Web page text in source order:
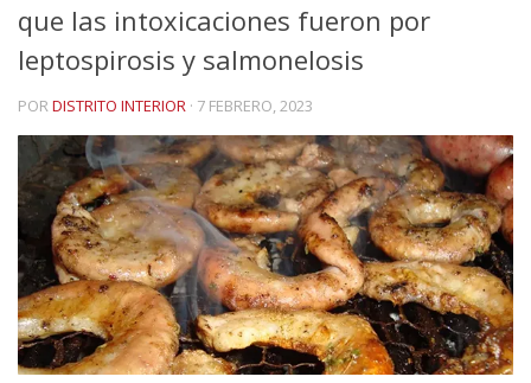
que las intoxicaciones fueron por
leptospirosis y salmonelosis
PORDISTRITO INTERIOR · 7 FEBRERO, 2023